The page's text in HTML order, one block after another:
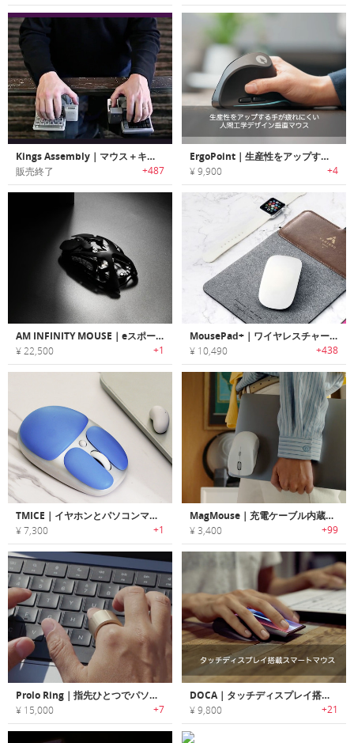
Kings Assembly｜マウス＋キーボード＋ジョイスティック
販売終了 +487
ErgoPoint｜生産性をアップする手が疲れにくい人間工学デザイン垂直マウス「エルゴポイント」
¥ 9,900 +4
AM INFINITY MOUSE｜eスポーツプロ向けの超軽量ゲーミングマウス
¥ 22,500 +1
MousePad+｜ワイヤレスチャージ機能搭載マウスパッド「マウスパッドプラス」
¥ 10,490 +438
TMICE｜イヤホンとパソコンマウスの2-in-1デバイス
¥ 7,300 +1
MagMouse｜充電ケーブル内蔵＆マグネット接続が可能なパソコンマウス
¥ 3,400 +99
Prolo Ring｜指先ひとつでパソコンを操るカスタマイズ可能なスマートリング
¥ 15,000 +7
DOCA｜タッチディスプレイ搭載スマートマウス
¥ 9,800 +21